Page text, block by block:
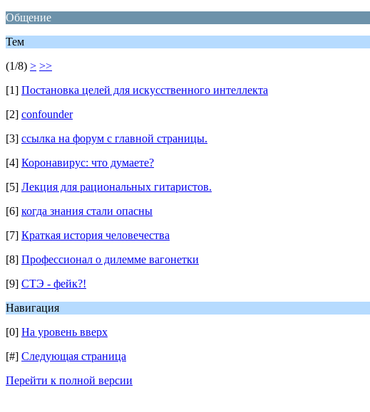
Общение
Тем
(1/8) > >>
[1] Постановка целей для искусственного интеллекта
[2] confounder
[3] ссылка на форум с главной страницы.
[4] Коронавирус: что думаете?
[5] Лекция для рациональных гитаристов.
[6] когда знания стали опасны
[7] Краткая история человечества
[8] Профессионал о дилемме вагонетки
[9] СТЭ - фейк?!
Навигация
[0] На уровень вверх
[#] Следующая страница
Перейти к полной версии